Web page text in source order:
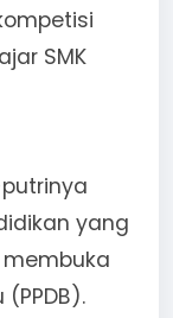
SMK
yang
membuka